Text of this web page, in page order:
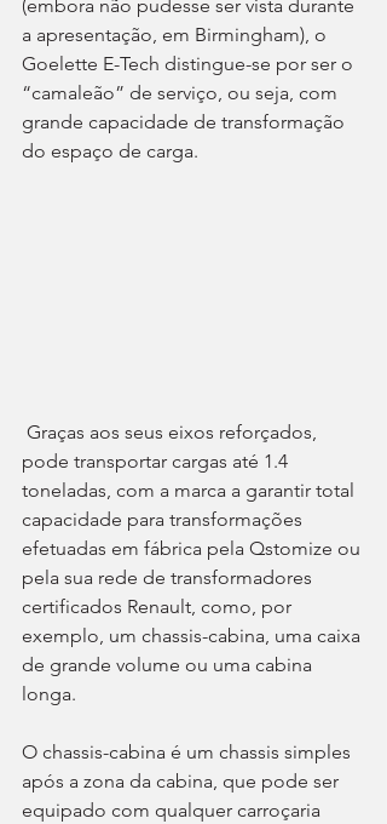
(embora não pudesse ser vista durante
a apresentação, em Birmingham), o
Goelette E-Tech distingue-se por ser o
“camaleão” de serviço, ou seja, com
grande capacidade de transformação
do espaço de carga.
Graças aos seus eixos reforçados,
pode transportar cargas até 1.4
toneladas, com a marca a garantir total
capacidade para transformações
efetuadas em fábrica pela Qstomize ou
pela sua rede de transformadores
certificados Renault, como, por
exemplo, um chassis-cabina, uma caixa
de grande volume ou uma cabina
longa.
O chassis-cabina é um chassis simples
após a zona da cabina, que pode ser
equipado com qualquer carroçaria